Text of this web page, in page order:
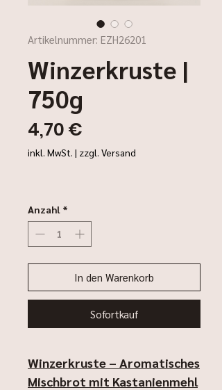
Artikelnummer: EZH26201
Winzerkruste |
750g
4,70 €
inkl. MwSt. | zzgl. Versand
Anzahl *
In den Warenkorb
Sofortkauf
Winzerkruste – Aromatisches
Mischbrot mit Kastanienmehl